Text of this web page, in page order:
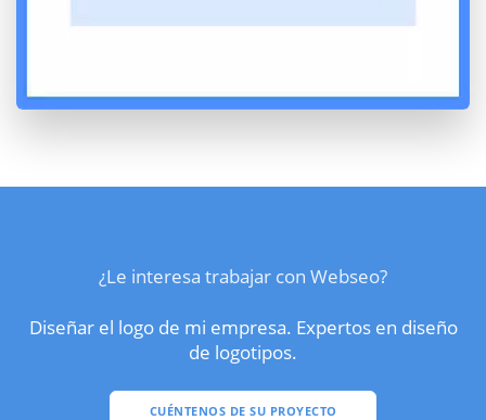
¿Le interesa trabajar con Webseo?
Diseñar el logo de mi empresa. Expertos en diseño
de logotipos.
CUÉNTENOS DE SU PROYECTO